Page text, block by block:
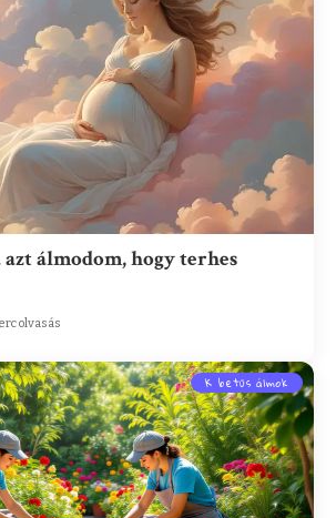
álmodom, hogy terhes
olvasás
K betűs álmok